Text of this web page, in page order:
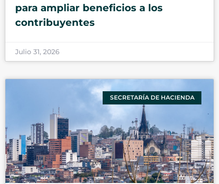
para ampliar beneficios a los
contribuyentes
Julio 31, 2026
SECRETARÍA DE HACIENDA